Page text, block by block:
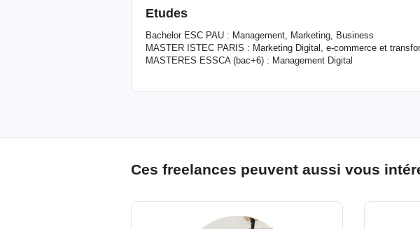
Etudes
Bachelor ESC PAU : Management, Marketing, Business
MASTER ISTEC PARIS : Marketing Digital, e-commerce et
MASTERES ESSCA (bac+6) : Management Digital
Ces freelances peuvent aussi vous